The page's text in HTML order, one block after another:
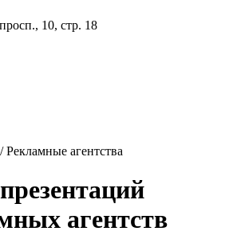
10, стр. 18
/Рекламные агентства
агентств